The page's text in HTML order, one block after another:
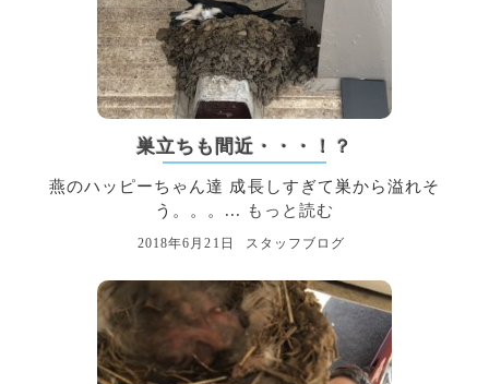
巣立ちも間近・・・！？
燕のハッピーちゃん達 成長しすぎて巣から溢れそ
う。。。...
もっと読む
2018年6月21日 スタッフブログ